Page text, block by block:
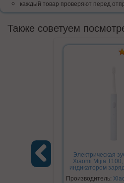
каждый товар проверяют перед
Также советуем
Электрическая
Xiaomi Mijia T100,
индикатором
Производитель: